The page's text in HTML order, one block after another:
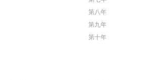
第八年
第九年
第十年